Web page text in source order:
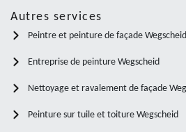
Autres services
Peintre et peinture de façade Wegscheid
Entreprise de peinture Wegscheid
Nettoyage et ravalement de façade
Peinture sur tuile et toiture Wegscheid